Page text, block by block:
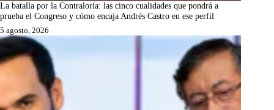
La batalla por la Contraloría: las cinco cualidades que pondrá a
prueba el Congreso y cómo encaja Andrés Castro en ese perfil
5 agosto, 2026